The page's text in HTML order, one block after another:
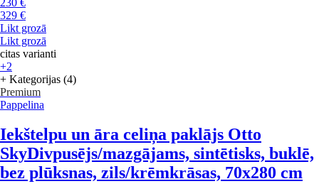
329 €
Likt grozā
Likt grozā
citas varianti
+2
+ Kategorijas (4)
Premium
Pappelina
Iekštelpu un āra celiņa paklājs Otto
SkyDivpusējs/mazgājams, sintētisks, buklē,
bez plūksnas, zils/krēmkrāsas, 70x280 cm